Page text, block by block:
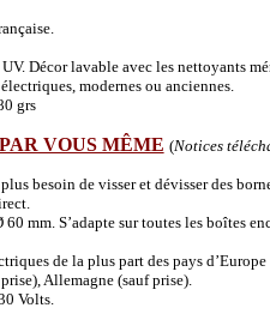
Décor lavable avec les nettoyants
modernes ou anciennes.
grs
VOUS MÊME (Notices
besoin de visser et dévisser des
mm. S’adapte sur toutes les boîtes
de la plus part des pays
Allemagne (sauf prise).
Volts.